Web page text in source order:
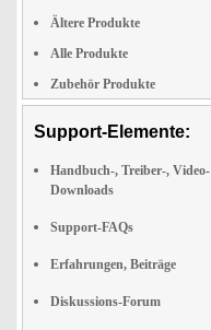
Ältere Produkte
Alle Produkte
Zubehör Produkte
Support-Elemente:
Handbuch-, Treiber-, Video-
Downloads
Support-FAQs
Erfahrungen, Beiträge
Diskussions-Forum